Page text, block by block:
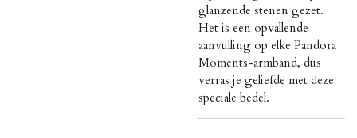
glanzende stenen gezet.
Het is een opvallende
aanvulling op elke Pandora
Moments-armband, dus
verras je geliefde met deze
speciale bedel.